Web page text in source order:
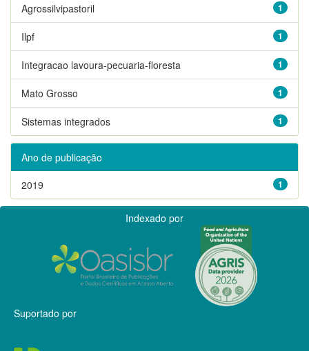
1
Agrossilvipastoril
1
Ilpf
1
Integracao lavoura-pecuaria-floresta
1
Mato Grosso
1
Sistemas integrados
Ano de publicação
1
2019
Indexado por
Suportado por